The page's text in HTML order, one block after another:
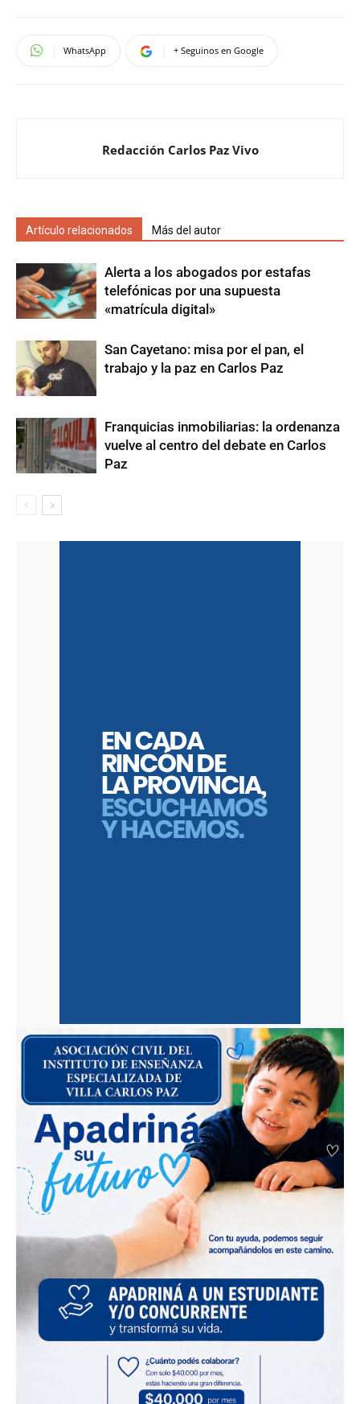
WhatsApp + Seguinos en Google
Redacción Carlos Paz Vivo
Artículo relacionados Más del autor
Alerta a los abogados por estafas
telefónicas por una supuesta
«matrícula digital»
San Cayetano: misa por el pan, el
trabajo y la paz en Carlos Paz
Franquicias inmobiliarias: la ordenanza
vuelve al centro del debate en Carlos
Paz